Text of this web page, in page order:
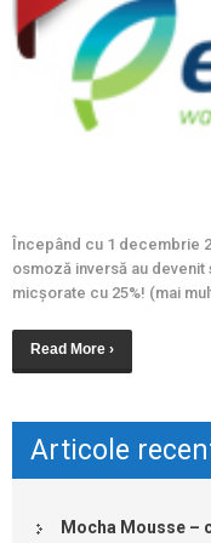
Începând cu 1 decembrie
osmoză inversă au
micșorate cu 25%! (mai
Read More ›
Articole
Mocha Mousse –